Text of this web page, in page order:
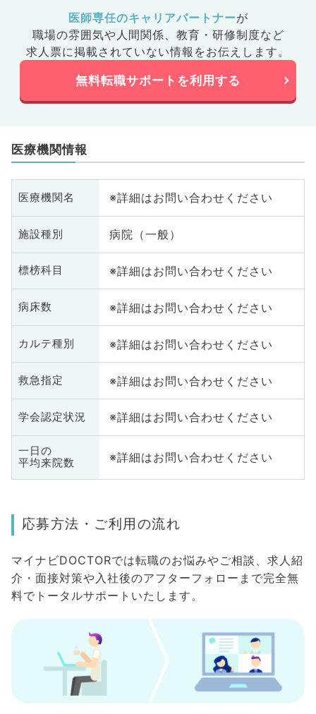
医師専任のキャリアパートナーが
職場の雰囲気や人間関係、 教育・研修制度など
求人票に掲載されていない情報をお伝えします。
無料転職サポートを利用する
医療機関情報
医療機関名 ※詳細はお問い合わせください
施設種別 病院（一般）
標榜科目 ※詳細はお問い合わせください
病床数 ※詳細はお問い合わせください
カルテ種別 ※詳細はお問い合わせください
救急指定 ※詳細はお問い合わせください
学会認定状況 ※詳細はお問い合わせください
一日の
平均来院数
※詳細はお問い合わせください
応募方法・ご利用の流れ
マイナビDOCTORでは転職のお悩みやご相談、求人紹
介・面接対策や入社後のアフターフォローまで完全無
料でトータルサポートいたします。